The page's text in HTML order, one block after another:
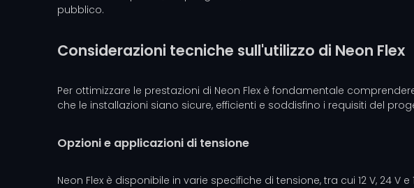
pubblico.
Considerazioni tecniche sull'utilizzo di Neon Flex
Per ottimizzare le prestazioni di Neon Flex è fondamentale
che le installazioni siano sicure, efficienti e soddisfino i requisiti del
Opzioni e applicazioni di tensione
Neon Flex è disponibile in varie specifiche di tensione, tra cui 12 V, 24 V